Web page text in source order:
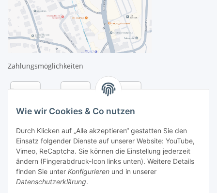
Wie wir Cookies & Co nutzen
Durch Klicken auf „Alle akzeptieren“ gestatten Sie den
Einsatz folgender Dienste auf unserer Website: YouTube,
Vimeo, ReCaptcha. Sie können die Einstellung jederzeit
ändern (Fingerabdruck-Icon links unten). Weitere Details
finden Sie unter Konfigurieren und in unserer
Datenschutzerklärung.
Zahlungsmöglichkeiten